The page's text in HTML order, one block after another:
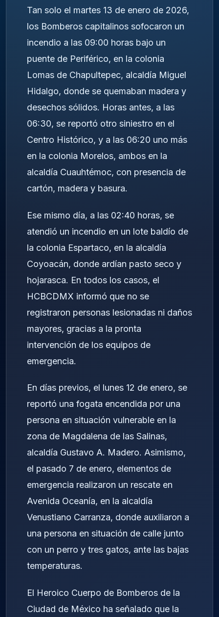
Tan solo el martes 13 de enero de 2026,
los Bomberos capitalinos sofocaron un
incendio a las 09:00 horas bajo un
puente de Periférico, en la colonia
Lomas de Chapultepec, alcaldía Miguel
Hidalgo, donde se quemaban madera y
desechos sólidos. Horas antes, a las
06:30, se reportó otro siniestro en el
Centro Histórico, y a las 06:20 uno más
en la colonia Morelos, ambos en la
alcaldía Cuauhtémoc, con presencia de
cartón, madera y basura.
Ese mismo día, a las 02:40 horas, se
atendió un incendio en un lote baldío de
la colonia Espartaco, en la alcaldía
Coyoacán, donde ardían pasto seco y
hojarasca. En todos los casos, el
HCBCDMX informó que no se
registraron personas lesionadas ni daños
mayores, gracias a la pronta
intervención de los equipos de
emergencia.
En días previos, el lunes 12 de enero, se
reportó una fogata encendida por una
persona en situación vulnerable en la
zona de Magdalena de las Salinas,
alcaldía Gustavo A. Madero. Asimismo,
el pasado 7 de enero, elementos de
emergencia realizaron un rescate en
Avenida Oceanía, en la alcaldía
Venustiano Carranza, donde auxiliaron a
una persona en situación de calle junto
con un perro y tres gatos, ante las bajas
temperaturas.
El Heroico Cuerpo de Bomberos de la
Ciudad de México ha señalado que la